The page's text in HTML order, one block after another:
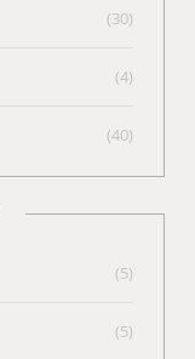
(30)
(4)
(40)
(5)
(5)